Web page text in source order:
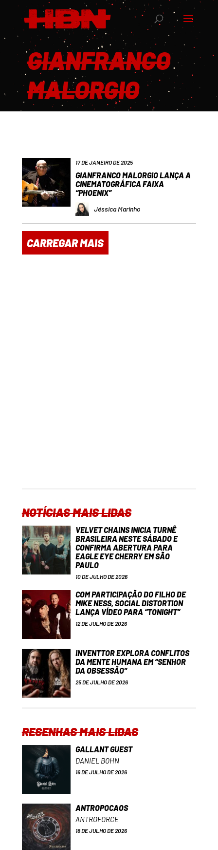
GIANFRANCO
MALORGIO
17 DE JANEIRO DE 2025
GIANFRANCO MALORGIO LANÇA A
CINEMATOGRÁFICA FAIXA
“PHOENIX”
Jéssica Marinho
CARREGAR MAIS
NOTÍCIAS MAIS LIDAS
VELVET CHAINS INICIA TURNÊ
BRASILEIRA NESTE SÁBADO E
CONFIRMA ABERTURA PARA
EAGLE EYE CHERRY EM SÃO
PAULO
10 DE JULHO DE 2026
COM PARTICIPAÇÃO DO FILHO DE
MIKE NESS, SOCIAL DISTORTION
LANÇA VÍDEO PARA “TONIGHT”
12 DE JULHO DE 2026
INVENTTOR EXPLORA CONFLITOS
DA MENTE HUMANA EM “SENHOR
DA OBSESSÃO”
25 DE JULHO DE 2026
RESENHAS MAIS LIDAS
GALLANT GUEST
DANIEL BOHN
16 DE JULHO DE 2026
ANTROPOCAOS
ANTROFORCE
18 DE JULHO DE 2026